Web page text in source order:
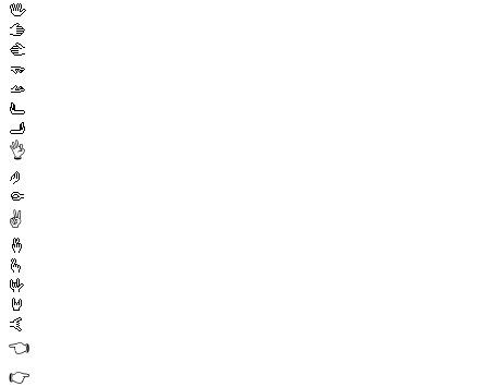
🖖
🫱
🫲
🫳
🫴
🫷
🫸
👌
🤌
🤏
✌️
🤞
🫰
🤟
🤘
🤙
👈
👉